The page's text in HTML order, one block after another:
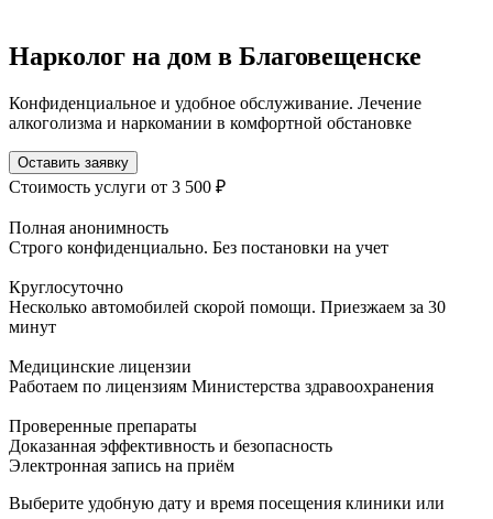
Нарколог на дом в Благовещенске
Конфиденциальное и удобное обслуживание. Лечение
алкоголизма и наркомании в комфортной обстановке
Оставить заявку
Стоимость услуги от 3 500 ₽
Полная анонимность
Строго конфиденциально. Без постановки на учет
Круглосуточно
Несколько автомобилей скорой помощи. Приезжаем за 30
минут
Медицинские лицензии
Работаем по лицензиям Министерства здравоохранения
Проверенные препараты
Доказанная эффективность и безопасность
Электронная запись на приём
Выберите удобную дату и время посещения клиники или